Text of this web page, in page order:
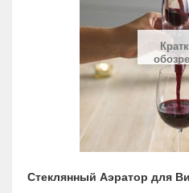
Стеклянный Аэратор для